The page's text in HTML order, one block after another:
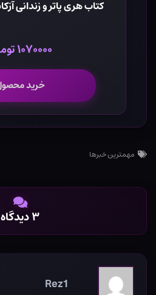
کتاب هری پاتر و زندانی
۱۰۷۰۰۰۰ تومان
خرید
مهمترین خبرها
۳ دیدگاه
Rez1